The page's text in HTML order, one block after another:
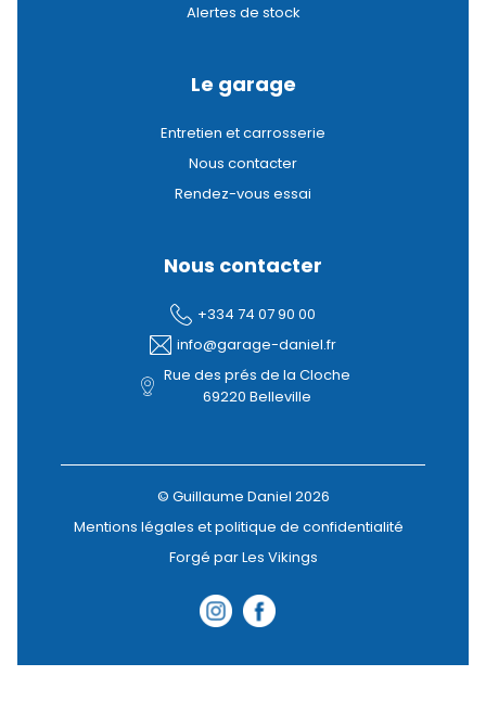
Alertes de stock
Le garage
Entretien et carrosserie
Nous contacter
Rendez-vous essai
Nous contacter
+334 74 07 90 00
info@garage-daniel.fr
Rue des prés de la Cloche
69220 Belleville
© Guillaume Daniel 2026
Mentions légales et politique de confidentialité
Forgé par Les Vikings